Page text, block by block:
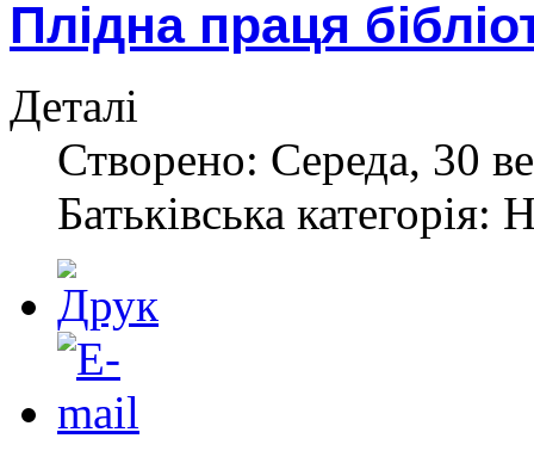
Плідна праця
Деталі
Створено: Середа, 30
Батьківська категорія: